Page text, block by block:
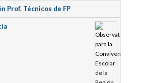
Prof. Técnicos de FP